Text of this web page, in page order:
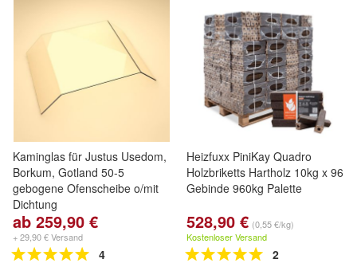
Kaminglas für Justus Usedom,
Borkum, Gotland 50-5
gebogene Ofenscheibe o/mit
Dichtung
ab 259,90 €
+ 29,90 € Versand
4
Heizfuxx PiniKay Quadro
Holzbriketts Hartholz 10kg x 96
Gebinde 960kg Palette
528,90 € (0,55 €/kg)
Kostenloser Versand
2